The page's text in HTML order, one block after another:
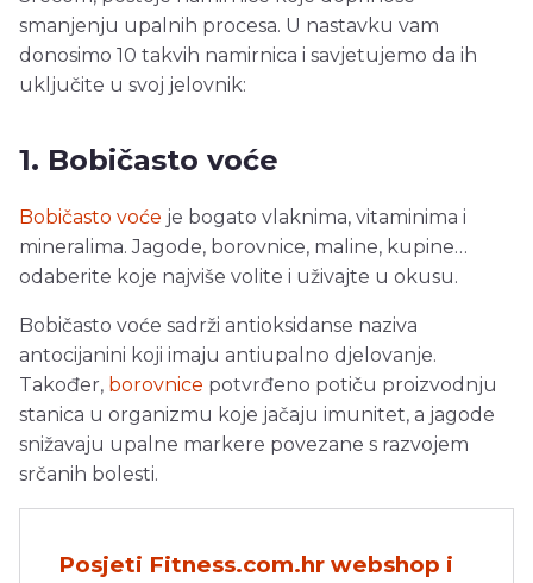
smanjenju upalnih procesa. U nastavku vam
donosimo 10 takvih namirnica i savjetujemo da ih
uključite u svoj jelovnik:
1. Bobičasto voće
Bobičasto voće je bogato vlaknima, vitaminima i
mineralima. Jagode, borovnice, maline, kupine…
odaberite koje najviše volite i uživajte u okusu.
Bobičasto voće sadrži antioksidanse naziva
antocijanini koji imaju antiupalno djelovanje.
Također, borovnice potvrđeno potiču proizvodnju
stanica u organizmu koje jačaju imunitet, a jagode
snižavaju upalne markere povezane s razvojem
srčanih bolesti.
Posjeti Fitness.com.hr webshop i